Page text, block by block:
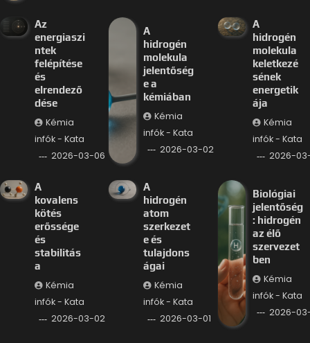
Az
energiaszi
ntek
felépítése
és
elrendező
dése
Kémia
infók - Kata
2026-03-06
A
hidrogén
molekula
jelentőség
e a
kémiában
Kémia
infók - Kata
2026-03-02
A
hidrogén
molekula
keletkezé
sének
energetik
ája
Kémia
infók - Kata
2026-
A
kovalens
kötés
erőssége
és
stabilitás
a
Kémia
infók - Kata
2026-03-02
A
hidrogén
atom
szerkezet
e és
tulajdons
ágai
Kémia
infók - Kata
2026-03-01
Biológiai
jelentőség
: hidrogén
az élő
szervezet
ben
Kémia
infók - Kata
2026-